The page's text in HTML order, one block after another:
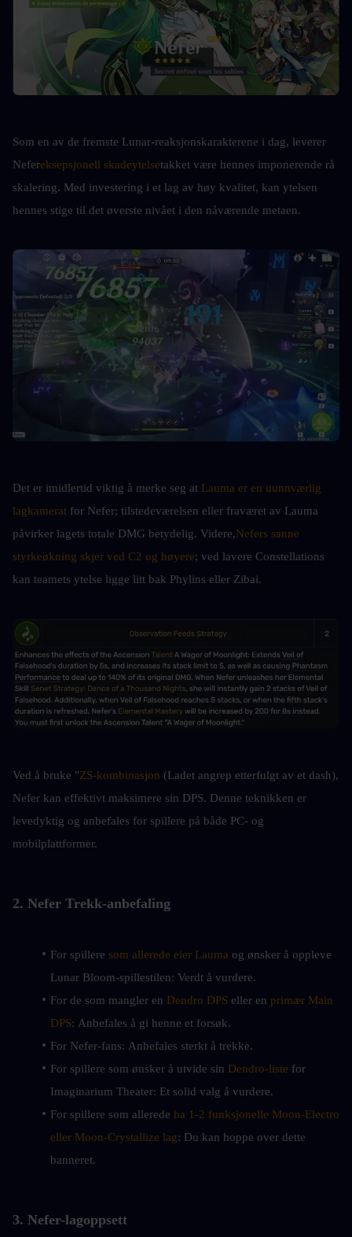
Som en av de fremste Lunar-reaksjonskarakterene i dag, leverer
Nefereksepsjonell skadeytelsetakket være hennes imponerende rå
skalering. Med investering i et lag av høy kvalitet, kan ytelsen
hennes stige til det øverste nivået i den nåværende metaen.
Det er imidlertid viktig å merke seg at Lauma er en uunnværlig
lagkamerat for Nefer; tilstedeværelsen eller fraværet av Lauma
påvirker lagets totale DMG betydelig. Videre,Nefers sanne
styrkeøkning skjer ved C2 og høyere; ved lavere Constellations
kan teamets ytelse ligge litt bak Phylins eller Zibai.
Ved å bruke "ZS-kombinasjon (Ladet angrep etterfulgt av et dash),
Nefer kan effektivt maksimere sin DPS. Denne teknikken er
levedyktig og anbefales for spillere på både PC- og
mobilplattformer.
2. Nefer Trekk-anbefaling
For spillere som allerede eier Lauma og ønsker å oppleve
Lunar Bloom-spillestilen: Verdt å vurdere.
For de som mangler en Dendro DPS eller en primær Main
DPS: Anbefales å gi henne et forsøk.
For Nefer-fans: Anbefales sterkt å trekke.
For spillere som ønsker å utvide sin Dendro-liste for
Imaginarium Theater: Et solid valg å vurdere.
For spillere som allerede ha 1-2 funksjonelle Moon-Electro
eller Moon-Crystallize lag: Du kan hoppe over dette
banneret.
3. Nefer-lagoppsett